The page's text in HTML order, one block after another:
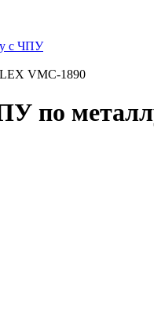
с ЧПУ
VMC-1890
по